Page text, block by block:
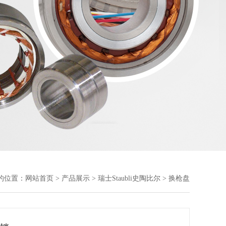
位置： 网站首页 > 产品展示 > 瑞士Staubli史陶比尔 > 换枪盘